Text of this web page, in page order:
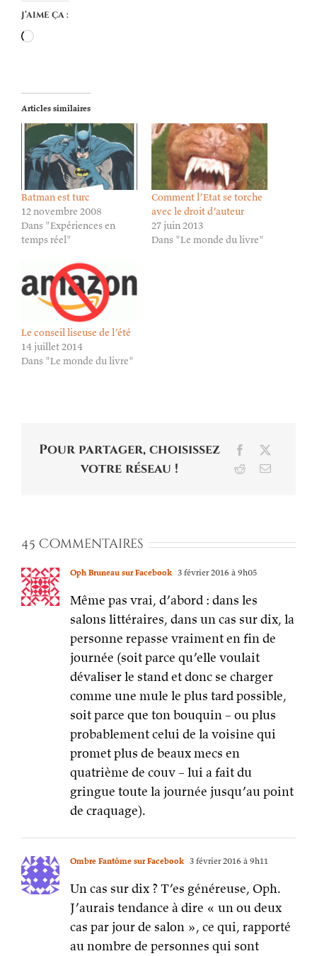
J’aime ça :
Chargement…
Articles similaires
Batman est turc
12 novembre 2008
Dans "Expériences en
temps réel"
Comment l’Etat se torche
avec le droit d’auteur
27 juin 2013
Dans "Le monde du livre"
Le conseil liseuse de l’été
14 juillet 2014
Dans "Le monde du livre"
Pour partager, choisissez
votre réseau !
Facebook
RedditEmail
45 Commentaires
Oph Bruneau sur Facebook 3 février 2016 à 9h05
Même pas vrai, d’abord : dans les
salons littéraires, dans un cas sur dix, la
personne repasse vraiment en fin de
journée (soit parce qu’elle voulait
dévaliser le stand et donc se charger
comme une mule le plus tard possible,
soit parce que ton bouquin – ou plus
probablement celui de la voisine qui
promet plus de beaux mecs en
quatrième de couv – lui a fait du
gringue toute la journée jusqu’au point
de craquage).
Ombre Fantôme sur Facebook 3 février 2016 à 9h11
Un cas sur dix ? T’es généreuse, Oph.
J’aurais tendance à dire « un ou deux
cas par jour de salon », ce qui, rapporté
au nombre de personnes qui sont